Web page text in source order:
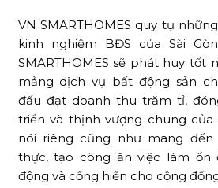
VN SMARTHOMES quy tụ
kinh nghiệm BĐS của Sài
SMARTHOMES sẽ phát huy tốt
mảng dịch vụ bất động sản
đấu đạt doanh thu trăm tỉ,
triển và thịnh vượng chung của
nói riêng cũng như mang
thực, tạo công ăn việc làm ổn
động và cống hiến cho cộng